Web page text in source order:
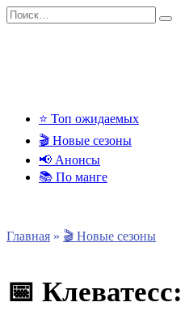
Перейти
к
Search
for:
⭐ Топ ожидаемых
🎬 Новые сезоны
📢 Анонсы
📚 По манге
Главная » 🎬 Новые сезоны
📅